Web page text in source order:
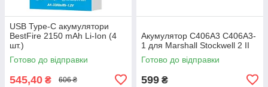
USB Type-C акумулятори
BestFire 2150 mAh Li-Ion (4
шт.)
Готово до відправки
545,40 ₴ 606 ₴
Акумулятор C406A3 C406A3-
1 для Marshall Stockwell 2 II
Готово до відправки
599 ₴